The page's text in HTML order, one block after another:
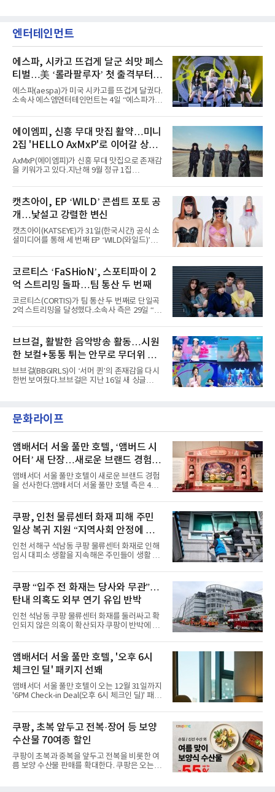
엔터테인먼트
에스파, 시카고 뜨겁게 달군 쇠맛 페스
티벌…美 ‘롤라팔루자’ 첫 출격부터
증명한 존재감
에스파(aespa)가 미국 시카고를 뜨겁게 달궜다.
소속사 에스엠엔터테인먼트는 4일 “에스파가
서 열린 ‘롤라팔루자 시카고’(Lollapalooza
Chicago)의 알리안츠 스테이지에 올랐다”며
“총 14곡으로 구성된 세트리스트를 선사, 데뷔 7
년 차다운 노련한 무대 매너와 파워풀한 에너지
로 현장의 분위기를 압도했다”고 밝혔다.1991
년 시작된 ‘롤라팔루자’는 8개 스테이지, 170여
팀의 아티스트와 40만 명 이상의 관객이 운집하
코르티스 등 K팝 스타들이 출연진 명단에 이름
을 올렸다.이날 에스파는
에이엠피, 신흥 무대 맛집 활약…미니
2집 'HELLO AxMxP'로 이어갈 상승
세
AxMxP(에이엠피)가 신흥 무대 맛집으로 존재감
을 키워가고 있다.지난해 9월 정규 1집
AxMxP는 데뷔 전부터 버스킹과 각종 페스티벌,
공연 무대에 오르며 실전 경험을 쌓아왔다.이들
은 소속사 패밀리 콘서트를 비롯해 '뷰티풀 민트
라이프 2025', '2025 부산국제록페스티벌' 등 대
형 무대에 잇달아 출연해 당찬 에너지와 풋풋한
매력으로 음악팬들의 눈도장을 찍었다.이후
AxMxP는 '카운트다운 판타지 2025-2026',
정적인 실력을 입증했고, 올해 '2026 어썸뮤직
페스티벌', '뷰티풀 민트 라이프 2026', '2026
캣츠아이, EP ‘WILD’ 콘셉트 포토 공
개…낯설고 강렬한 변신
캣츠아이(KATSEYE)가 31일(한국시간) 공식 소
셜미디어를 통해 세 번째 EP ‘WILD(와일드)’의
heart(와일드 하트)’라는 제목이 붙은 콘셉트 포
토에는 멤버들의 본능적이고 야성적인 면모가
강렬하게 담겼다. 짙은 아이섀도와 푸른빛·금빛·
붉은빛의 컬러 렌즈가 비현실적인 분위기를 자
아내고, 여러 원색이 불규칙하게 뒤섞인 멀티컬
러 헤어와 과감한 블루·블랙 립 메이크업이 낯설
고도 매혹적인 비주얼을 완성했다.스타일링 역
엣을 거침없이 결합했다. 멤버들은 각기 다른 개
성을 살린 스타일링을 선
코르티스 ‘FaSHioN’, 스포티파이 2
억 스트리밍 돌파…팀 통산 두 번째
코르티스(CORTIS)가 팀 통산 두 번째로 단일곡
2억 스트리밍을 달성했다.소속사 측은 29일 “코
벌 오디오·음원 스트리밍 플랫폼 스포티파이에
서 27일 자로 누적 재생 수 2억 회를 돌파했
다”고 밝혔다.곡이 발표된 지 약 10개월 만이다.
팀의 첫 번째 2억 스트리밍 곡은 동일 음반에 수
록된 ‘GO!’다. 이 노래는 공개 약 9개월 만인 지
난달 26일 자에 2억 고지를 밟았다. 이는 최근 5
년 내 데뷔한 보이그룹의 곡 중 최단기 2억 달성
했다. “내 티, 5 bucks 바지는, 만원” 등 멤버들
의 라이프 스타일
브브걸, 활발한 음악방송 활동…시원
한 보컬+통통 튀는 안무로 무더위 사
냥
브브걸(BBGIRLS)이 ‘서머 퀸’의 존재감을 다시
한번 보여줬다.브브걸은 지난 16일 새 싱글
MBC '쇼! 음악중심', SBS '인기가요' 등 주요 음
악방송 무대에 올라 화려한 퍼포먼스를 펼쳤다.
력을 앞세워 매 무대 색다른 볼거리를 선사했다.
특히 화사한 파스텔 톤의 비치웨어부터 청량한
마린룩, 햇살 아래 반짝이는 물결을 연상시키는
스커트, 강렬한 붉은 계열의 스타일링까지 각기
다른 매력을 선보였다. 브브걸은 다채로운 여름
패션을 완벽하게 소화하며 보
문화라이프
앰배서더 서울 풀만 호텔, ‘앰버드 시
어터’ 새 단장…새로운 브랜드 경험 선
사
앰배서더 서울 풀만 호텔이 새로운 브랜드 경험
을 선사한다.앰배서더 서울 풀만 호텔 측은 4일
이야기를 담은 인형 극장 콘셉트의 공간 ‘앰버드
시어터(Ambird Theater)’를 새롭게 선보인
다”고 밝혔다.앰배서더 서울 풀만 호텔은 로비
한편에 마련된 앰버드 존을 통해 앰버드의 세계
관을 소개해왔다. 앰버드 존은 앰버드가 우주여
행 중 수집한 다양한 굿즈를 전시한 '앰버드 플래
닛(Ambird Planet)과 계절별 플라워 연출로 사
라 극장을 모티브로 한 데코레이션으로 구성됐
다. 무대 공간 및 티켓 박스
쿠팡, 인천 물류센터 화재 피해 주민
일상 복귀 지원 “지역사회 안정에 총
력”
인천 서해구 석남동 쿠팡 물류센터 화재로 인해
임시 대피소 생활을 지속해온 주민들이 생활 터
필먼트서비스(CFS)가 지난 28일부터 화재 피해
주민을 대상으로 전문 출장 청소서비스 지원에
나섬으로써 본격적인 지역사회 복구 작업이 시
작된 것이다.대피소 주민 중심 청소 접수, 첫날
부터 2가구 지원 완료CFS는 신현초등학교, 신
현북초등학교, 신현여자중학교 등 인천 서해구
관내 임시 대피소 3곳에서 체류해온 화재 피해
민들의 호응 속에 CFS는 즉시 행동에 나섰다. 지
난 28일 오후 전문 청소업체와
쿠팡 “입주 전 화재는 당사와 무관”…
탄내 의혹도 외부 연기 유입 반박
인천 석남동 쿠팡 물류센터 화재를 둘러싸고 확
인되지 않은 의혹이 확산되자 쿠팡이 반박에 나
에 대해서는 외부 화재 연기 유입이라고 설명했
고, 2023년 같은 물류센터에서 발생한 화재에
대해서도 쿠팡 입주 전 공사 과정에서 벌어진 일
이라며 선을 그었다.쿠팡은 21일 인천 물류센터
내부에서 불이 타는 냄새가 났다는 의혹과 관련
해 “사실무근”이라는 입장을 밝혔다.회사 측은
“인근에서 지난 15일 다른 회사에서 발생한 대
것으로 확인됐다”고 설명했다.이어 “정확한 화
재 원인은 추후 조사될
앰배서더 서울 풀만 호텔, '오후 6시
체크인 딜' 패키지 선봬
앰배서더 서울 풀만 호텔이 오는 12월 31일까지
'6PM Check-in Deal(오후 6시 체크인 딜)' 패키
으로 여유로운 저녁 시간부터 호텔 스테이를 시
작할 수 있도록 준비됐다.앰배서더 서울 풀만 호
텔 측은 “퇴근 후 또는 주말 도심 속에서 짧지만
온전한 휴식을 원하는 고객들에게 특별한 경험
을 제공한다”고 밝혔다.패키지는 디럭스와 이그
제큐티브 두 가지 타입으로 구성된다. 디럭스 패
키지는 객실 1박(룸 온리)으로 심플한 호캉스를
쿠팡, 초복 앞두고 전복·장어 등 보양
수산물 70여종 할인
쿠팡이 초복과 중복을 앞두고 전복을 비롯한 여
름 보양 수산물 판매를 확대한다. 쿠팡은 오는